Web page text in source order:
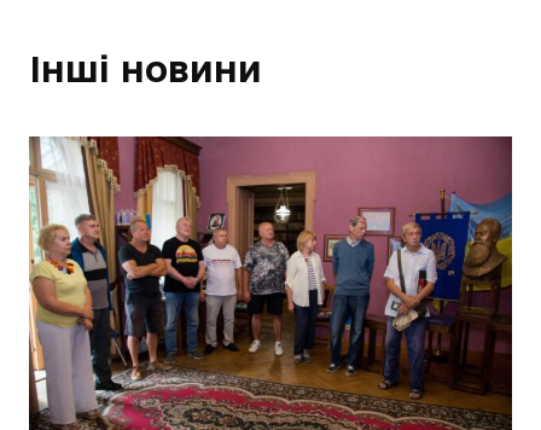
Інші новини